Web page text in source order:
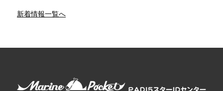
新着情報一覧へ